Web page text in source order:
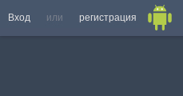
Вход или регистрация